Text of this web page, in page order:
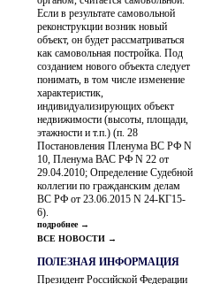
Если в результате самовольной
реконструкции возник новый
объект, он будет рассматриваться
как самовольная постройка. Под
созданием нового объекта следует
понимать, в том числе изменение
характеристик,
индивидуализирующих объект
недвижимости (высоты, площади,
этажности и т.п.) (п. 28
Постановления Пленума ВС РФ N
10, Пленума ВАС РФ N 22 от
29.04.2010; Определение Судебной
коллегии по гражданским делам
ВС РФ от 23.06.2015 N 24-КГ15-
6).
подробнее →
ВСЕ НОВОСТИ →
ПОЛЕЗНАЯ ИНФОРМАЦИЯ
Президент Российской Федерации